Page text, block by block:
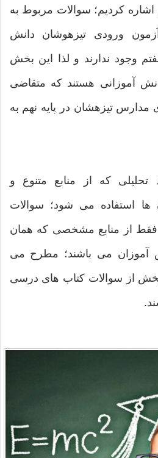
کردیم؛ سوالات مربوط به
ورودی تیزهوشان دانش
وجود ندارند و لذا این بخش
آموزانی هستند که متقاضی
تیزهشان در پایه نهم به
که از منابع متنوع و
استفاده می شود؛ سوالات
از منابع مشخصی که همان
آموزان می باشند؛ مطرح می
از سوالات کتاب های درسی